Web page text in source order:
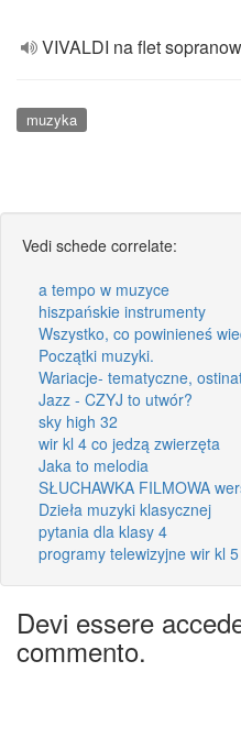
VIVALDI na flet
muzyka
Vedi schede correlate:
a tempo w muzyce
hiszpańskie instrumenty
Wszystko, co powinieneś
Początki muzyki.
Wariacje- tematyczne,
Jazz - CZYJ to utwór?
sky high 32
wir kl 4 co jedzą zwierzęta
Jaka to melodia
SŁUCHAWKA FILMOWA
Dzieła muzyki klasycznej
pytania dla klasy 4
programy telewizyjne wir kl 5
Devi essere
commento.